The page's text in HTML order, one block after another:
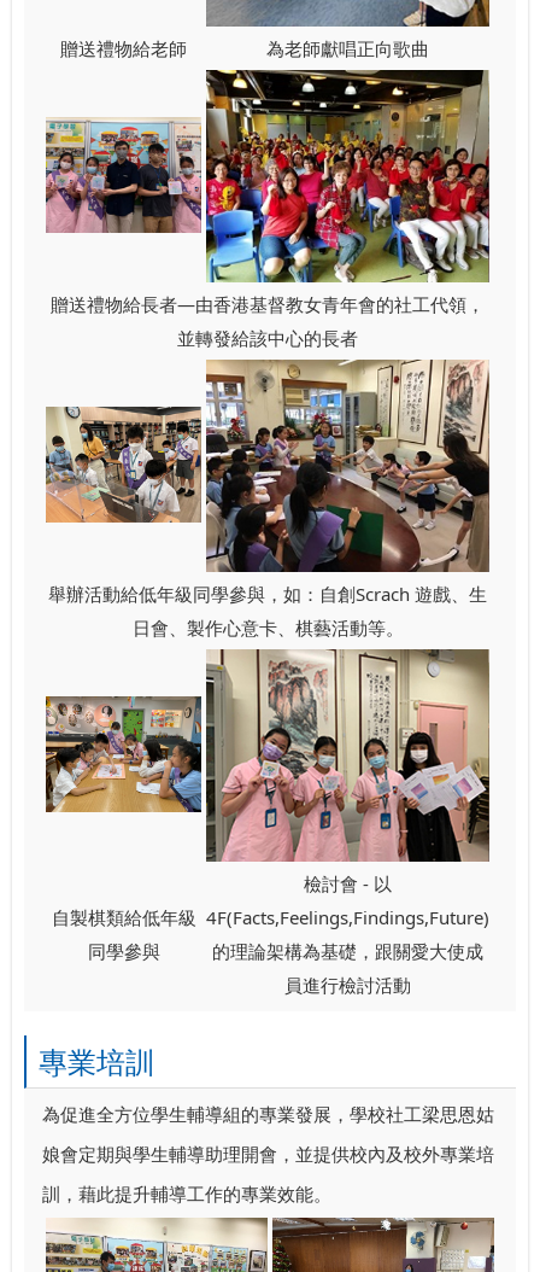
贈送禮物給老師 為老師獻唱正向歌曲
贈送禮物給長者—由香港基督教女青年會的社工代領，
並轉發給該中心的長者
舉辦活動給低年級同學參與，如：自創Scrach 遊戲、生
日會、製作心意卡、棋藝活動等。
自製棋類給低年級
同學參與
檢討會 - 以
4F(Facts,Feelings,Findings,Future)
的理論架構為基礎，跟關愛大使成
員進行檢討活動
專業培訓
為促進全方位學生輔導組的專業發展，學校社工梁思恩姑
娘會定期與學生輔導助理開會，並提供校內及校外專業培
訓，藉此提升輔導工作的專業效能。